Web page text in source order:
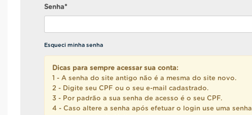
Senha*
Esqueci minha senha
Dicas para sempre acessar sua conta:
1 - A senha do site antigo não é a mesma do site novo.
2 - Digite seu CPF ou o seu e-mail cadastrado.
3 - Por padrão a sua senha de acesso é o seu CPF.
4 - Caso altere a senha após efetuar o login use uma senha